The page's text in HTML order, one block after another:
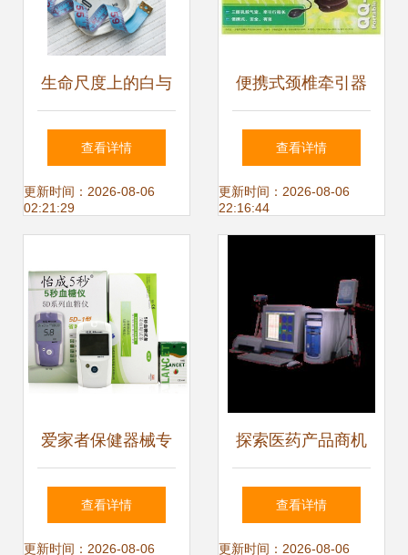
生命尺度上的白与
红
查看详情
更新时间：2026-08-06
02:21:29
便携式颈椎牵引器
价格对比 上海康伴
QQ-A型评测与选
查看详情
更新时间：2026-08-06
22:16:44
爱家者保健器械专
营店 京东健康生活
的专业之选
查看详情
更新时间：2026-08-06
探索医药产品商机
药品、医疗器械与
健康设备的采购与
查看详情
更新时间：2026-08-06